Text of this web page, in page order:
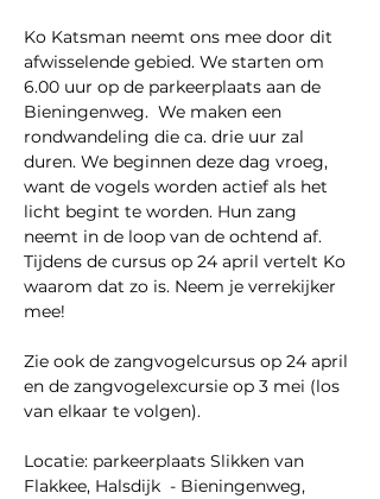
Ko Katsman neemt ons mee door dit
afwisselende gebied. We starten om
6.00 uur op de parkeerplaats aan de
Bieningenweg.  We maken een
rondwandeling die ca. drie uur zal
duren. We beginnen deze dag vroeg,
want de vogels worden actief als het
licht begint te worden. Hun zang
neemt in de loop van de ochtend af.
Tijdens de cursus op 24 april vertelt Ko
waarom dat zo is. Neem je verrekijker
mee!
Zie ook de zangvogelcursus op 24 april
en de zangvogelexcursie op 3 mei (los
van elkaar te volgen).
Locatie: parkeerplaats Slikken van
Flakkee, Halsdijk  - Bieningenweg,